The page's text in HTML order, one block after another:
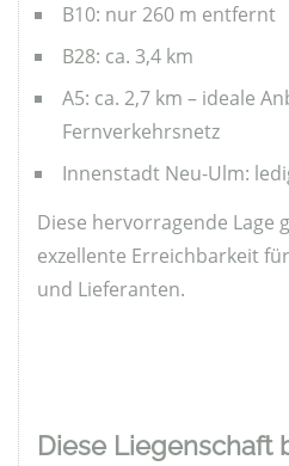
B10: nur 260 m entfernt
B28: ca. 3,4 km
A5: ca. 2,7 km – ideale
Fernverkehrsnetz
Innenstadt Neu-Ulm:
Diese hervorragende Lage
exzellente Erreichbarkeit
und Lieferanten.
Diese Liegenschaft